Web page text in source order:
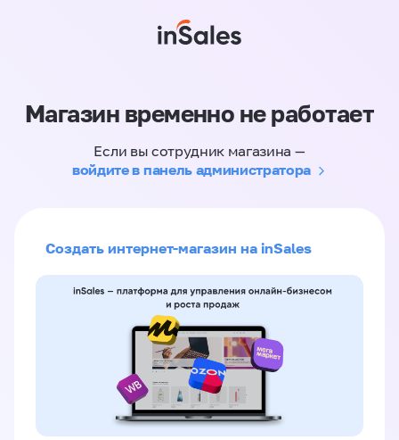
Магазин временно не работает
Если вы сотрудник магазина —
войдите в панель администратора
Создать интернет-магазин на inSales